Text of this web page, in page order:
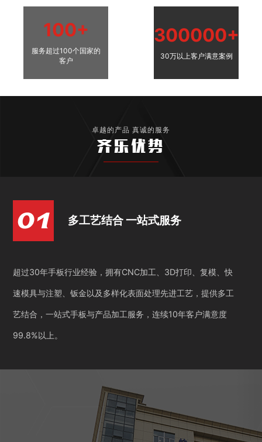
100+
服务超过100个国家的
客户
300000+
30万以上客户满意案例
卓越的产品 真诚的服务
齐乐优势
多工艺结合 一站式服务
超过30年手板行业经验，拥有CNC加工、3D打印、复模、快
速模具与注塑、钣金以及多样化表面处理先进工艺，提供多工
艺结合，一站式手板与产品加工服务，连续10年客户满意度
99.8%以上。